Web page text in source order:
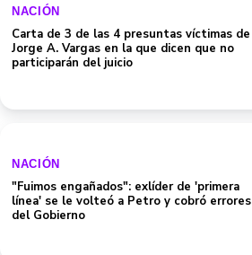
NACIÓN
Carta de 3 de las 4 presuntas víctimas de
Jorge A. Vargas en la que dicen que no
participarán del juicio
NACIÓN
"Fuimos engañados": exlíder de 'primera
línea' se le volteó a Petro y cobró errores
del Gobierno